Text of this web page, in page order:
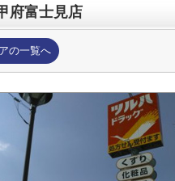
府富士見店
の一覧へ